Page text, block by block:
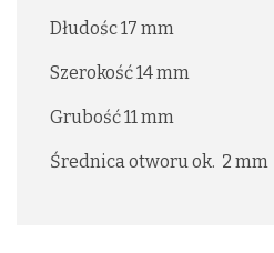
Dłudośc 17 mm
Szerokość 14 mm
Grubość 11 mm
Średnica otworu ok. 2 mm